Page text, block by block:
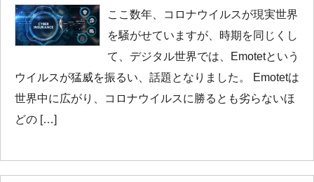
ここ数年、コロナウイルスが現実世界
を騒がせていますが、時期を同じくし
て、デジタル世界では、Emotetという
ウイルスが猛威を振るい、話題となりました。 Emotetは
世界中に広がり、コロナウイルスに勝るとも劣らないほ
どの […]